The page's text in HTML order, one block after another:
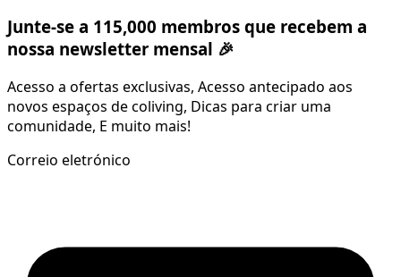
Junte-se a 115,000 membros que recebem a
nossa newsletter mensal 🎉
Acesso a ofertas exclusivas, Acesso antecipado aos
novos espaços de coliving, Dicas para criar uma
comunidade, E muito mais!
Correio eletrónico